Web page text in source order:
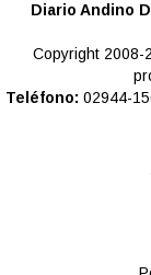
Diario Andino
Copyright 2008-
Teléfono: 02944-